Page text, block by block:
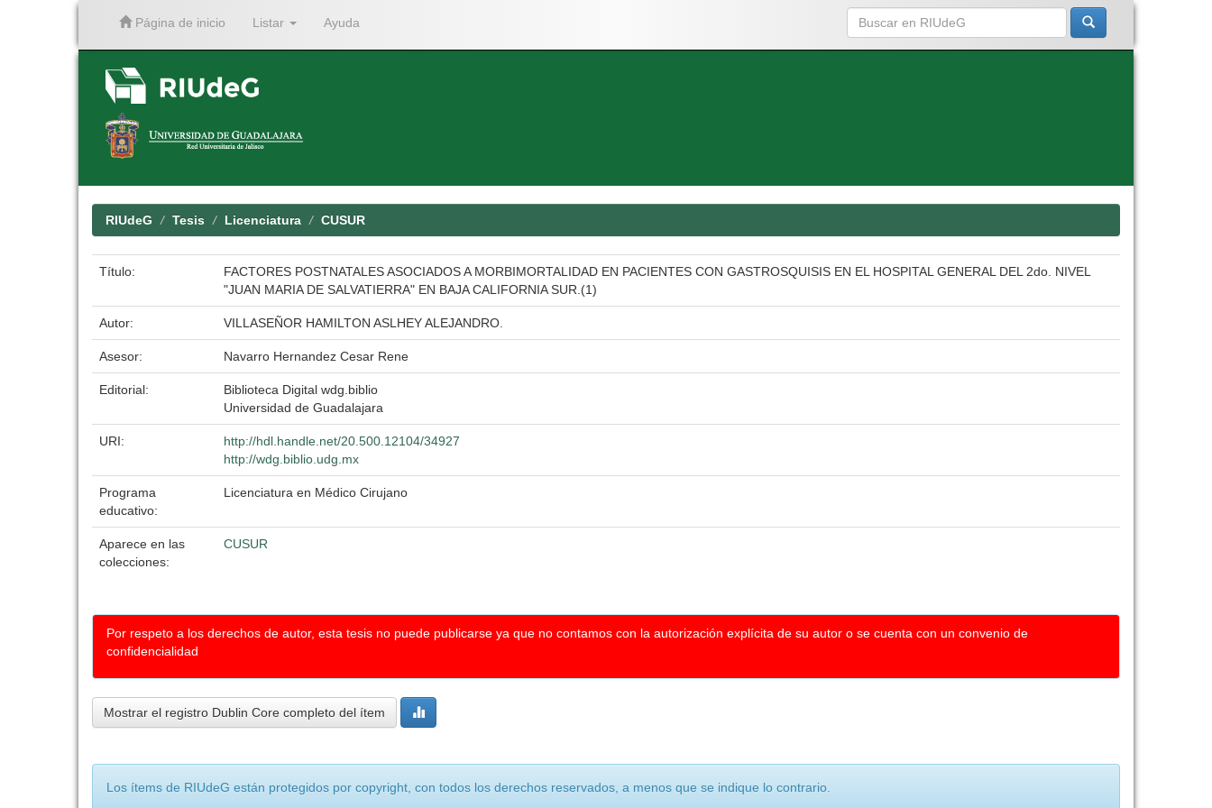
Página de inicio Listar Ayuda
RIUdeG Tesis Licenciatura CUSUR
Título:
FACTORES POSTNATALES ASOCIADOS A MORBIMORTALIDAD EN PACIENTES CON GASTROSQUISIS EN EL HOSPITAL GENERAL DEL 2do. NIVEL
"JUAN MARIA DE SALVATIERRA" EN BAJA CALIFORNIA SUR.(1)
Autor: VILLASEÑOR HAMILTON ASLHEY ALEJANDRO.
Asesor: Navarro Hernandez Cesar Rene
Editorial:
Biblioteca Digital wdg.biblio
Universidad de Guadalajara
URI:
http://hdl.handle.net/20.500.12104/34927
http://wdg.biblio.udg.mx
Programa
educativo:
Licenciatura en Médico Cirujano
Aparece en las
colecciones:
CUSUR
Por respeto a los derechos de autor, esta tesis no puede publicarse ya que no contamos con la autorización explícita de su autor o se cuenta con un convenio de
confidencialidad
Mostrar el registro Dublin Core completo del ítem
Los ítems de RIUdeG están protegidos por copyright, con todos los derechos reservados, a menos que se indique lo contrario.